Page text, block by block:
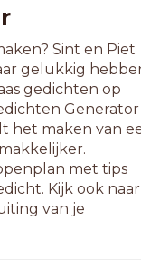
Sint en Piet
gelukkig
gedichten op
Generator
het maken van
met tips
Kijk ook naar
van je